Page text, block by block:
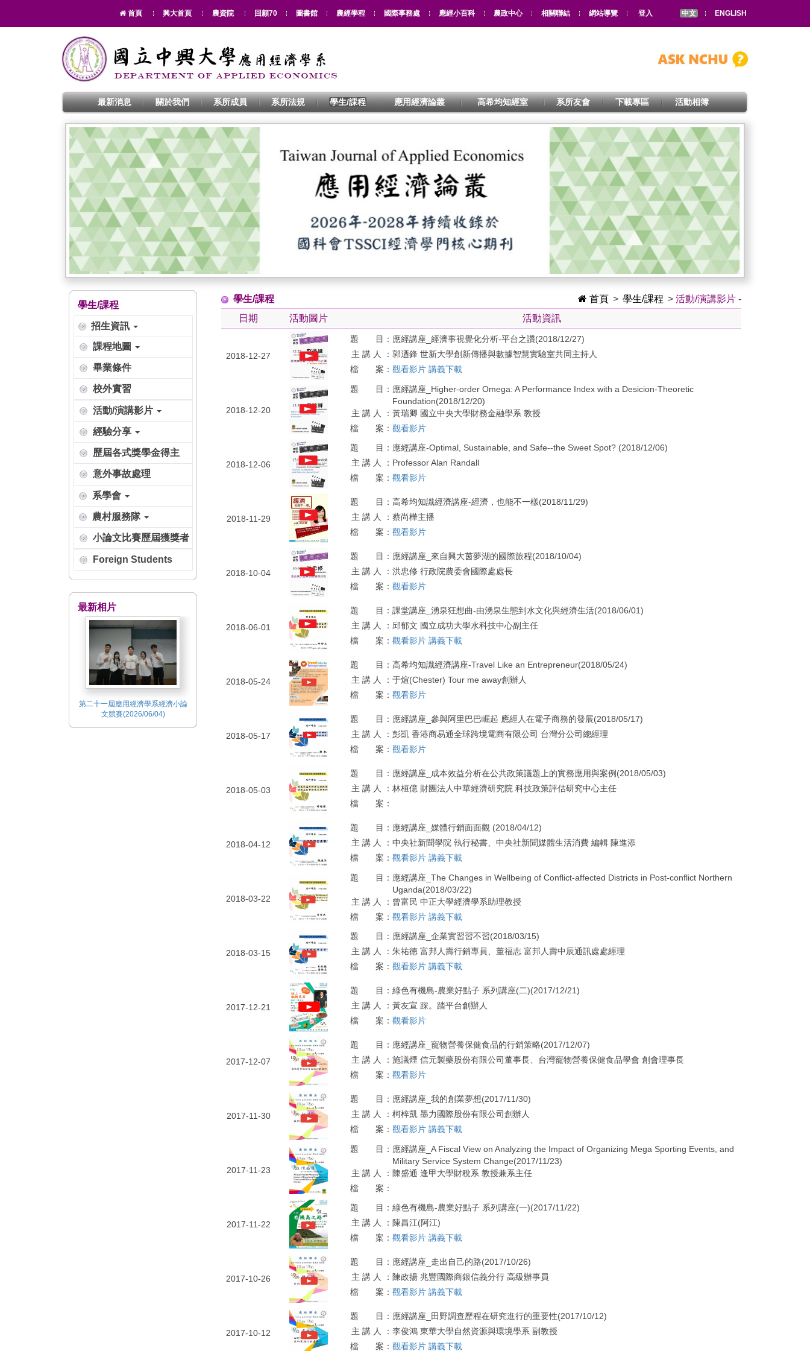
首頁 興大首頁 農資院 回顧70 圖書館 農經學程 國際事務處 應經小百科 農政中心 相關聯結 網站導覽 登入 中文 ENGLISH
最新消息 關於我們 系所成員 系所法規 學生/課程 應用經濟論叢 高希均知經室 系所友會 下載專區 活動相簿
學生/課程
招生資訊
課程地圖
畢業條件
校外實習
活動/演講影片
經驗分享
歷屆各式獎學金得主
意外事故處理
系學會
農村服務隊
小論文比賽歷屆獲獎者
Foreign Students
最新相片
第二十一屆應用經濟學系經濟小論
文競賽(2026/06/04)
第二十一屆應用經濟學系經濟小論
學生/課程 首頁 > 學生/課程 > 活動/演講影片 -
日期
活動圖片 活動資訊
2018-12-27
題 目： 應經講座_經濟事視覺化分析-平台之讚(2018/12/27)
主 講 人 ： 郭迺鋒 世新大學創新傳播與數據智慧實驗室共同主持人
檔 案： 觀看影片 講義下載
2018-12-20
題 目： 應經講座_Higher-order Omega: A Performance Index with a Desicion-Theoretic
Foundation(2018/12/20)
主 講 人 ： 黃瑞卿 國立中央大學財務金融學系 教授
檔 案： 觀看影片
2018-12-06
題 目： 應經講座-Optimal, Sustainable, and Safe--the Sweet Spot? (2018/12/06)
主 講 人 ： Professor Alan Randall
檔 案： 觀看影片
2018-11-29
題 目： 高希均知識經濟講座-經濟，也能不一樣(2018/11/29)
主 講 人 ： 蔡尚樺主播
檔 案： 觀看影片
2018-10-04
題 目： 應經講座_來自興大茵夢湖的國際旅程(2018/10/04)
主 講 人 ： 洪忠修 行政院農委會國際處處長
檔 案： 觀看影片
2018-06-01
題 目： 課堂講座_湧泉狂想曲-由湧泉生態到水文化與經濟生活(2018/06/01)
主 講 人 ： 邱郁文 國立成功大學水科技中心副主任
檔 案： 觀看影片 講義下載
2018-05-24
題 目： 高希均知識經濟講座-Travel Like an Entrepreneur(2018/05/24)
主 講 人 ： 于煊(Chester) Tour me away創辦人
檔 案： 觀看影片
2018-05-17
題 目： 應經講座_參與阿里巴巴崛起 應經人在電子商務的發展(2018/05/17)
主 講 人 ： 彭凱 香港商易通全球跨境電商有限公司 台灣分公司總經理
檔 案： 觀看影片
2018-05-03
題 目： 應經講座_成本效益分析在公共政策議題上的實務應用與案例(2018/05/03)
主 講 人 ： 林桓億 財團法人中華經濟研究院 科技政策評估研究中心主任
檔 案：
2018-04-12
題 目： 應經講座_媒體行銷面面觀 (2018/04/12)
主 講 人 ： 中央社新聞學院 執行秘書、中央社新聞媒體生活消費 編輯 陳進添
檔 案： 觀看影片 講義下載
2018-03-22
題 目： 應經講座_The Changes in Wellbeing of Conflict-affected Districts in Post-conflict Northern
Uganda(2018/03/22)
主 講 人 ： 曾富民 中正大學經濟學系助理教授
檔 案： 觀看影片 講義下載
2018-03-15
題 目： 應經講座_企業實習習不習(2018/03/15)
主 講 人 ： 朱祐徳 富邦人壽行銷專員、董福志 富邦人壽中辰通訊處處經理
檔 案： 觀看影片 講義下載
2017-12-21
題 目： 綠色有機島-農業好點子 系列講座(二)(2017/12/21)
主 講 人 ： 黃友宣 踩。踏平台創辦人
檔 案： 觀看影片
2017-12-07
題 目： 應經講座_寵物營養保健食品的行銷策略(2017/12/07)
主 講 人 ： 施議煙 信元製藥股份有限公司董事長、台灣寵物營養保健食品學會 創會理事長
檔 案： 觀看影片
2017-11-30
題 目： 應經講座_我的創業夢想(2017/11/30)
主 講 人 ： 柯梓凱 墨力國際股份有限公司創辦人
檔 案： 觀看影片 講義下載
2017-11-23
題 目： 應經講座_A Fiscal View on Analyzing the Impact of Organizing Mega Sporting Events, and
Military Service System Change(2017/11/23)
主 講 人 ： 陳盛通 逢甲大學財稅系 教授兼系主任
檔 案：
2017-11-22
題 目： 綠色有機島-農業好點子 系列講座(一)(2017/11/22)
主 講 人 ： 陳昌江(阿江)
檔 案： 觀看影片 講義下載
2017-10-26
題 目： 應經講座_走出自己的路(2017/10/26)
主 講 人 ： 陳政揚 兆豐國際商銀信義分行 高級辦事員
檔 案： 觀看影片 講義下載
2017-10-12
題 目： 應經講座_田野調查歷程在研究進行的重要性(2017/10/12)
主 講 人 ： 李俊鴻 東華大學自然資源與環境學系 副教授
檔 案： 觀看影片 講義下載